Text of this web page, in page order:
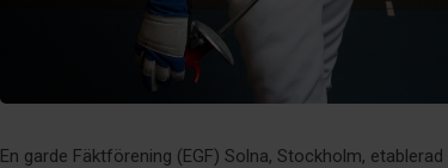
En garde Fäktförening (EGF) Solna, Stockholm,